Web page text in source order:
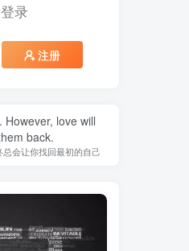
录
注册
love will
back.
会让你找回最初的自己